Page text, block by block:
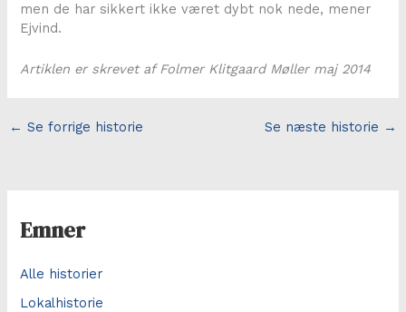
men de har sikkert ikke været dybt nok nede, mener
Ejvind.
Artiklen er skrevet af Folmer Klitgaard Møller maj 2014
← Se forrige historie Se næste historie →
Emner
Alle historier
Lokalhistorie